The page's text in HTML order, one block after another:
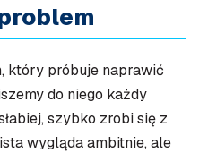
który próbuje naprawić
do niego każdy
szybko zrobi się z
wygląda ambitnie, ale